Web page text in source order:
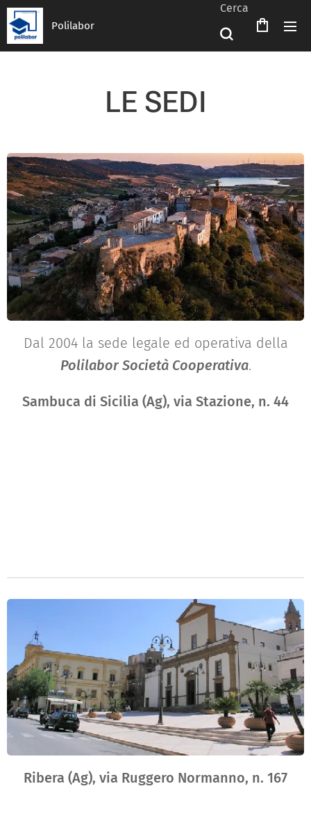
Polilabor
Cerca
LE SEDI
Dal 2004 la sede legale ed operativa della
Polilabor Società Cooperativa.
Sambuca di Sicilia (Ag), via Stazione, n. 44
Ribera (Ag), via Ruggero Normanno, n. 167